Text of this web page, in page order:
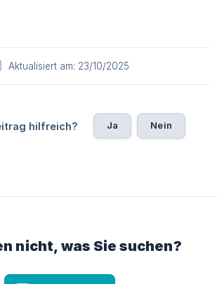
Aktualisiert am: 23/10/2025
hilfreich? Ja Nein
nicht, was Sie suchen?